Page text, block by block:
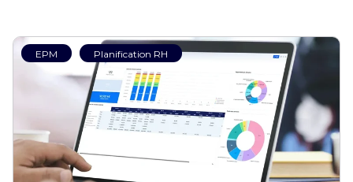
EPM Planification RH